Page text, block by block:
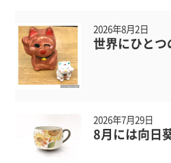
2026年8月2日
世界にひとつ
2026年7月29日
8月には向日